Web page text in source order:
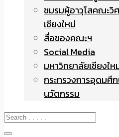
ชมรมผู้อาวุโสคณะวิ
เชียงใหม่
สื่อของคณะฯ
Social Media
มหาวิทยาลัยเชียงให
กระทรวงการอุดมศึ
นวัตกรรม